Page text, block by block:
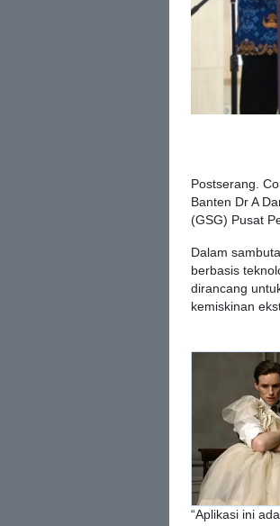
Postserang.
Banten Dr A
(GSG) Pusat
Dalam
berbasis
dirancang
kemiskinan
“Aplikasi ini